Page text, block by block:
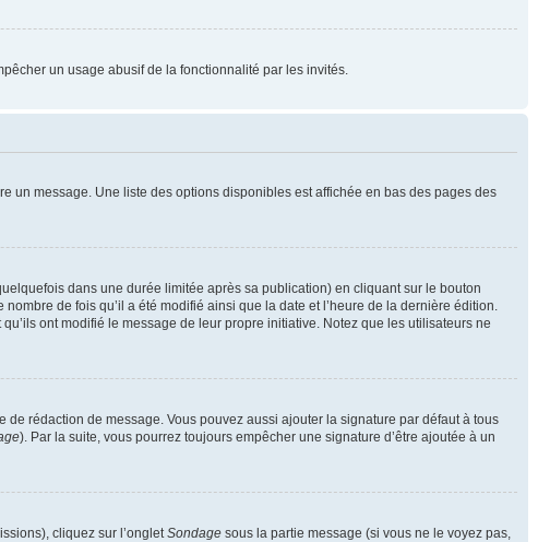
un usage abusif de la fonctionnalité par les invités.
un message. Une liste des options disponibles est affichée en bas des pages des
dans une durée limitée après sa publication) en cliquant sur le bouton
de fois qu’il a été modifié ainsi que la date et l’heure de la dernière édition.
ont modifié le message de leur propre initiative. Notez que les utilisateurs ne
de rédaction de message. Vous pouvez aussi ajouter la signature par défaut à tous
). Par la suite, vous pourrez toujours empêcher une signature d’être ajoutée à un
cliquez sur l’ongletSondage sous la partie message (si vous ne le voyez pas,